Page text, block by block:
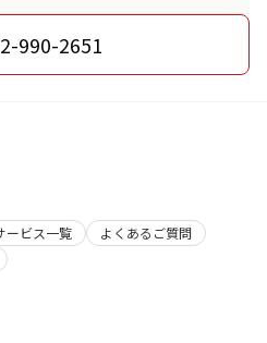
990-2651
ービス一覧
よくあるご質問